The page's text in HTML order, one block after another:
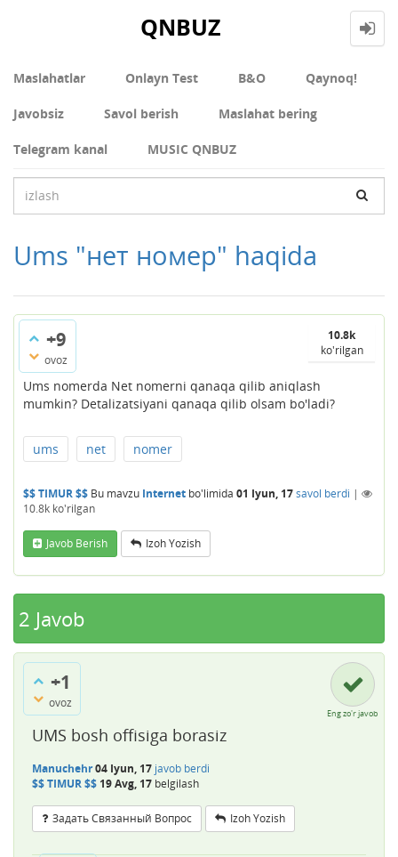
QNBUZ
Maslahatlar Onlayn Test В&О Qaynoq!
Javobsiz Savol berish Maslahat bering
Telegram kanal MUSIC QNBUZ
Ums "нет номер" haqida
+9
ovoz
10.8k
ko'rilgan
Ums nomerda Net nomerni qanaqa qilib aniqlash
mumkin? Detalizatsiyani qanaqa qilib olsam bo'ladi?
ums net nomer
$$ TIMUR $$ Bu mavzu Internet bo'limida 01 Iyun, 17savol berdi |
10.8k ko'rilgan
Javob Berish Izoh Yozish
2 Javob
+1
ovoz
Eng zo'r javob
UMS bosh offisiga borasiz
Manuchehr04 Iyun, 17 javob berdi
$$ TIMUR $$ 19 Avg, 17 belgilash
Задать Связанный Вопрос Izoh Yozish